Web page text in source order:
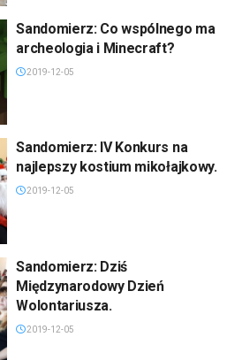
Sandomierz: Co wspólnego ma
archeologia i Minecraft?
2019-12-05
Sandomierz: IV Konkurs na
najlepszy kostium mikołajkowy.
2019-12-05
Sandomierz: Dziś
Międzynarodowy Dzień
Wolontariusza.
2019-12-05